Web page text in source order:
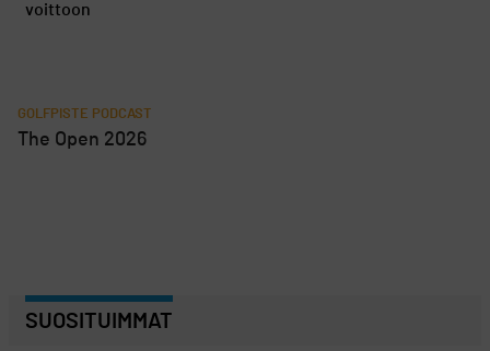
voittoon
GOLFPISTE PODCAST
The Open 2026
SUOSITUIMMAT